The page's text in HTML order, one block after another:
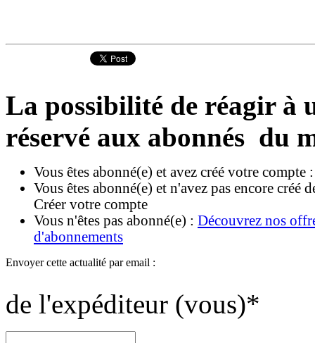
La possibilité de réagir à
réservé aux abonnés du
Vous êtes abonné(e) et avez créé votre compte
Vous êtes abonné(e) et n'avez pas encore créé
Créer votre compte
Vous n'êtes pas abonné(e) : Découvrez nos
d'abonnements
Envoyer cette actualité par email :
de l'expéditeur (vous)*